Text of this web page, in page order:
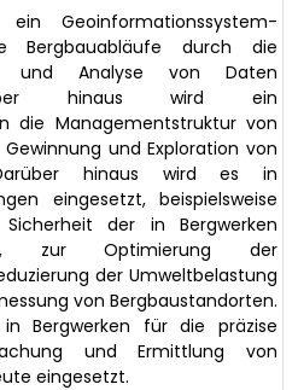
Geoinformationssystem-
Bergbauabläufe durch die
und Analyse von Daten
hinaus wird ein
die Managementstruktur von
und Exploration von
hinaus wird es in
eingesetzt, beispielsweise
der in Bergwerken
zur Optimierung der
der Umweltbelastung
von Bergbaustandorten.
Bergwerken für die präzise
und Ermittlung von
eingesetzt.